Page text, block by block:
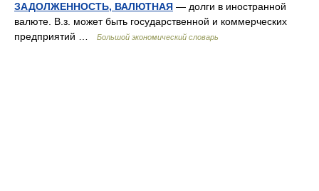
ЗАДОЛЖЕННОСТЬ, ВАЛЮТНАЯ — долги в иностранной
валюте. В.з. может быть государственной и коммерческих
предприятий …
Большой экономический словарь